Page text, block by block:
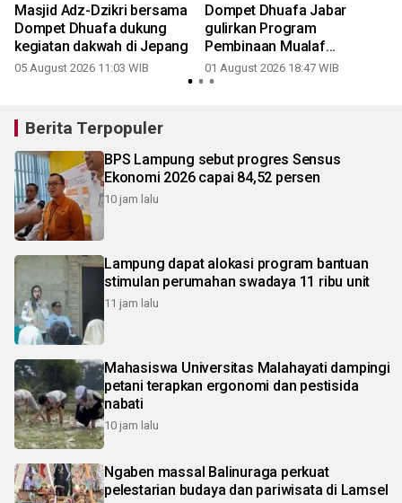
Masjid Adz-Dzikri bersama
Dompet Dhuafa dukung
kegiatan dakwah di Jepang
05 August 2026 11:03 WIB
Dompet Dhuafa Jabar
gulirkan Program
Pembinaan Mualaf
Indonesia
01 August 2026 18:47 WIB
Berita Terpopuler
BPS Lampung sebut progres Sensus
Ekonomi 2026 capai 84,52 persen
10 jam lalu
Lampung dapat alokasi program bantuan
stimulan perumahan swadaya 11 ribu unit
11 jam lalu
Mahasiswa Universitas Malahayati dampingi
petani terapkan ergonomi dan pestisida
nabati
10 jam lalu
Ngaben massal Balinuraga perkuat
pelestarian budaya dan pariwisata di Lamsel